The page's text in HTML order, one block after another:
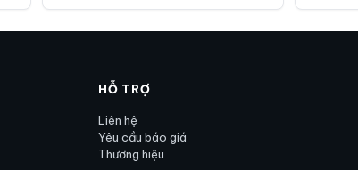
HỖ TRỢ
Liên hệ
Yêu cầu báo giá
Thương hiệu